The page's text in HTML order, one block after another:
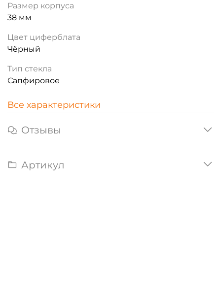
Размер корпуса
38 мм
Цвет циферблата
Чёрный
Тип стекла
Сапфировое
Все характеристики
Отзывы
Артикул